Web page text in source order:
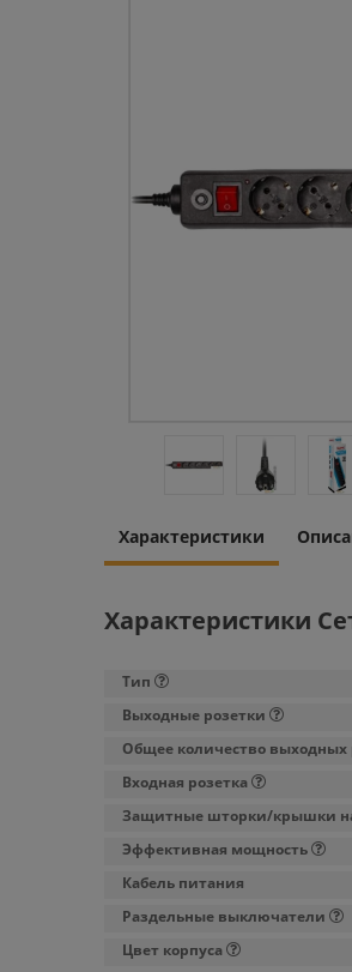
Характеристики
Характеристики
Тип
Выходные розетки
Общее количество выходных
Входная розетка
Защитные шторки/крышки
Эффективная мощность
Кабель питания
Раздельные выключатели
Цвет корпуса